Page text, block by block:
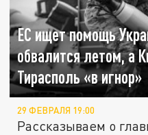
ЕС ищет помощь
обвалится летом, а
Тирасполь «в игнор»
29 ФЕВРАЛЯ 19:00
Рассказываем о